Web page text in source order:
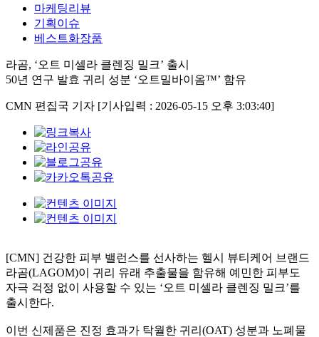
마케팅리뷰
기획이슈
베스트화장품
라곰, ‘오트 미셀라 클렌징 밀크’ 출시
50년 연구 발효 귀리 성분 ‘오트밀바이옴™’ 함유
CMN 편집국 기자 [기사입력 : 2026-05-15 오후 3:03:40]
[CMN] 건강한 피부 밸런스를 선사하는 헬시 뷰티케어 브랜드
라곰(LAGOM)이 귀리 유래 추출물을 함유해 예민한 피부도
자극 걱정 없이 사용할 수 있는 ‘오트 미셀라 클렌징 밀크’를
출시한다.
이번 신제품은 진정 효과가 탁월한 귀리(OAT) 성분과 노폐물